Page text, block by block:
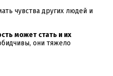
чувства других людей и
может стать и их
они тяжело